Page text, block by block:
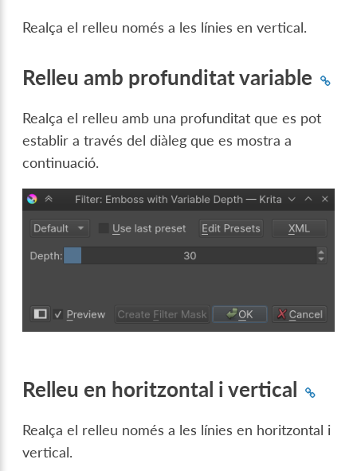
Realça el relleu només a les línies en vertical.
Relleu amb profunditat variable
Realça el relleu amb una profunditat que es pot
establir a través del diàleg que es mostra a
continuació.
Relleu en horitzontal i vertical
Realça el relleu només a les línies en horitzontal i
vertical.